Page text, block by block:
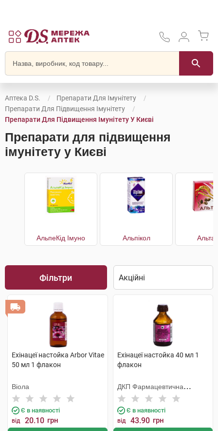
Аптека D.S.
Препарати Для Імунітету
Препарати Для Підвищення Імунітету
Препарати Для Підвищення Імунітету У Києві
Препарати для підвищення
імунітету у Києві
АльпеКід Імуно Альпікол
Фільтри
Ехінацеї настойка Arbor Vitae
50 мл 1 флакон
Віола
Є в наявності
від 20.10 грн
Ехінацеї настойка 40 мл 1
флакон
ДКП Фармацевтична
фабрика
Є в наявності
від 43.90 грн